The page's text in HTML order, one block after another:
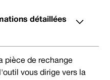
détaillées
pièce de rechange
vous dirige vers la